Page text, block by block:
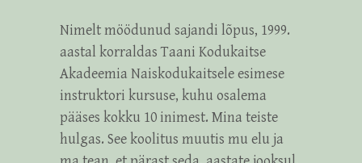
Nimelt möödunud sajandi lõpus, 1999.
aastal korraldas Taani Kodukaitse
Akadeemia Naiskodukaitsele esimese
instruktori kursuse, kuhu osalema
pääses kokku 10 inimest. Mina teiste
hulgas. See koolitus muutis mu elu ja